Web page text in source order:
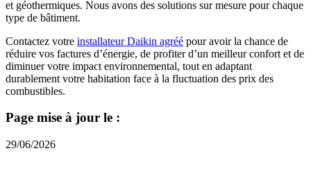
et géothermiques. Nous avons des solutions sur mesure pour chaque
type de bâtiment.
Contactez votre installateur Daikin agréé pour avoir la chance de
réduire vos factures d’énergie, de profiter d’un meilleur confort et de
diminuer votre impact environnemental, tout en adaptant
durablement votre habitation face à la fluctuation des prix des
combustibles.
Page mise à jour le :
29/06/2026